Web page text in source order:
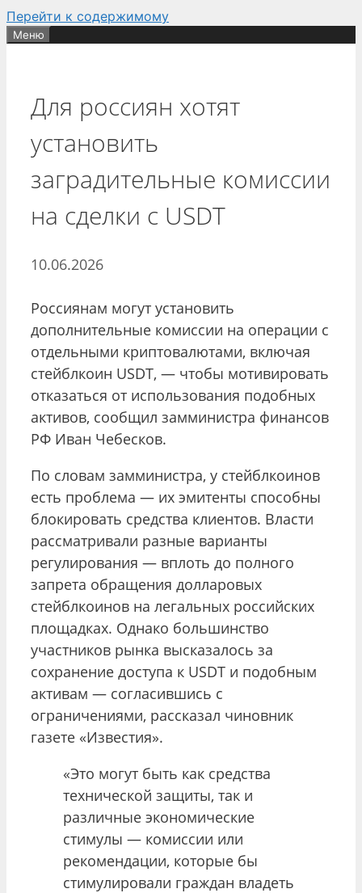
Перейти к содержимому
Меню
Для россиян хотят
установить
заградительные комиссии
на сделки с USDT
10.06.2026
Россиянам могут установить
дополнительные комиссии на операции с
отдельными криптовалютами, включая
стейблкоин USDT, — чтобы мотивировать
отказаться от использования подобных
активов, сообщил замминистра финансов
РФ Иван Чебесков.
По словам замминистра, у стейблкоинов
есть проблема — их эмитенты способны
блокировать средства клиентов. Власти
рассматривали разные варианты
регулирования — вплоть до полного
запрета обращения долларовых
стейблкоинов на легальных российских
площадках. Однако большинство
участников рынка высказалось за
сохранение доступа к USDT и подобным
активам — согласившись с
ограничениями, рассказал чиновник
газете «Известия».
«Это могут быть как средства
технической защиты, так и
различные экономические
стимулы — комиссии или
рекомендации, которые бы
стимулировали граждан владеть